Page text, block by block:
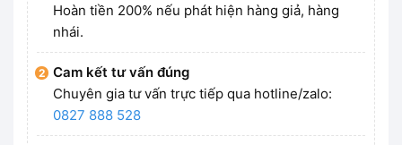
Hoàn tiền 200% nếu phát hiện hàng giả, hàng
nhái.
Cam kết tư vấn đúng
Chuyên gia tư vấn trực tiếp qua hotline/zalo:
0827 888 528